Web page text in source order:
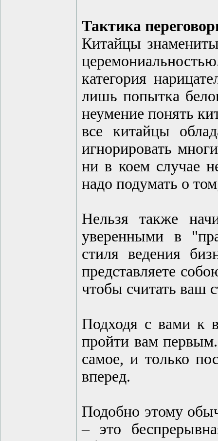
Тактика
Китайцы
категория
лишь попытка
неумение понять
все китайцы
игнорировать
ни в коем случае
надо подумать о
Нельзя также
уверенными в
стиля ведения
представляете
чтобы считать ваш
Подходя с вами к
пройти вам
самое, и только
вперед.
Подобно этому
– это